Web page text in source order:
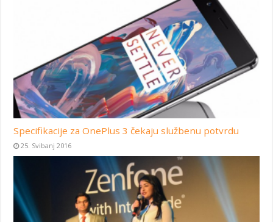
Specifikacije za OnePlus 3 čekaju službenu potvrdu
25. Svibanj 2016